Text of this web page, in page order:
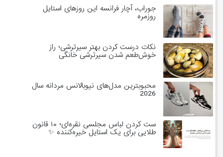
جوراب، آچار فرانسه این روزهای استایل
روزمره
نکات درست کردن بهتر سیرترشی؛ راز
خوش‌طعم شدن سیرترشی خانگی
محبوبترین مدل‌های نیوبالانس مردانه سال
2026
ست کردن لباس مجلسی نقره‌ای؛ ۱۰ قانون
طلایی برای یک استایل خیره‌کننده ✨